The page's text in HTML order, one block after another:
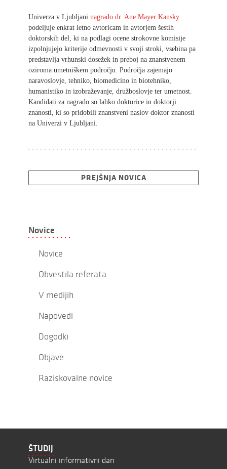
Univerza v Ljubljani nagrado dr. Ane Mayer Kansky
podeljuje enkrat letno avtoricam in avtorjem šestih
doktorskih del, ki na podlagi ocene strokovne komisije
izpolnjujejo kriterije odmevnosti v svoji stroki, vsebina pa
predstavlja vrhunski dosežek in preboj na znanstvenem
oziroma umetniškem področju. Področja zajemajo
naravoslovje, tehniko, biomedicino in biotehniko,
humanistiko in izobraževanje, družboslovje ter umetnost.
Kandidati za nagrado so lahko doktorice in doktorji
znanosti, ki so pridobili znanstveni naslov doktor znanosti
na Univerzi v Ljubljani.
PREJŠNJA NOVICA
Novice
Novice
Obvestila referata
V medijih
Napovedi
Dogodki
Objave
Raziskovalne novice
ŠTUDIJ
Virtualni informativni dan